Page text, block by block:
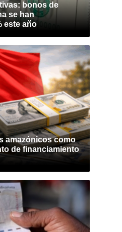
bonos de
se han
este año
amazónicos como
de financiamiento